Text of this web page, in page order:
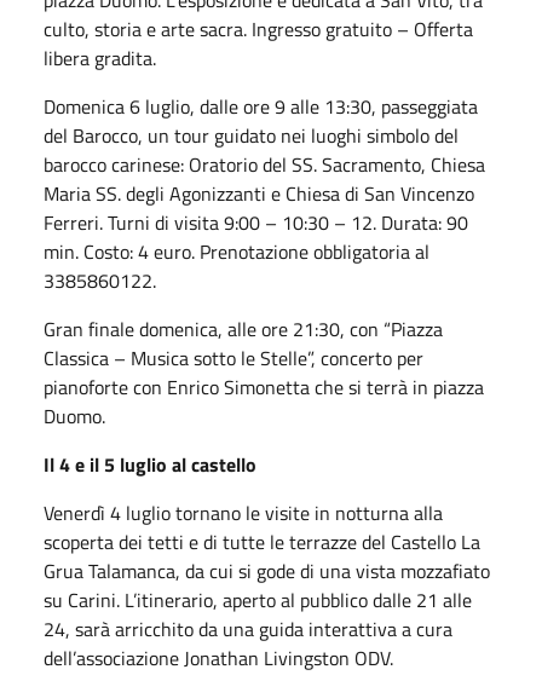
culto, storia e arte sacra. Ingresso gratuito – Offerta
libera gradita.
Domenica 6 luglio, dalle ore 9 alle 13:30, passeggiata
del Barocco, un tour guidato nei luoghi simbolo del
barocco carinese: Oratorio del SS. Sacramento, Chiesa
Maria SS. degli Agonizzanti e Chiesa di San Vincenzo
Ferreri. Turni di visita 9:00 – 10:30 – 12. Durata: 90
min. Costo: 4 euro. Prenotazione obbligatoria al
3385860122.
Gran finale domenica, alle ore 21:30, con “Piazza
Classica – Musica sotto le Stelle”, concerto per
pianoforte con Enrico Simonetta che si terrà in piazza
Duomo.
Il 4 e il 5 luglio al castello
Venerdì 4 luglio tornano le visite in notturna alla
scoperta dei tetti e di tutte le terrazze del Castello La
GruaTalamanca, da cui si gode di una vista mozzafiato
su Carini. L’itinerario, aperto al pubblico dalle 21 alle
24, sarà arricchito da una guida interattiva a cura
dell’associazione Jonathan Livingston ODV.